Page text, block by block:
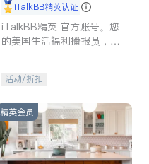
iTalkBB精英认证
iTalkBB精英 官方账号。您
的美国生活福利播报员，精
专属福利。
活动/折扣
精英会员